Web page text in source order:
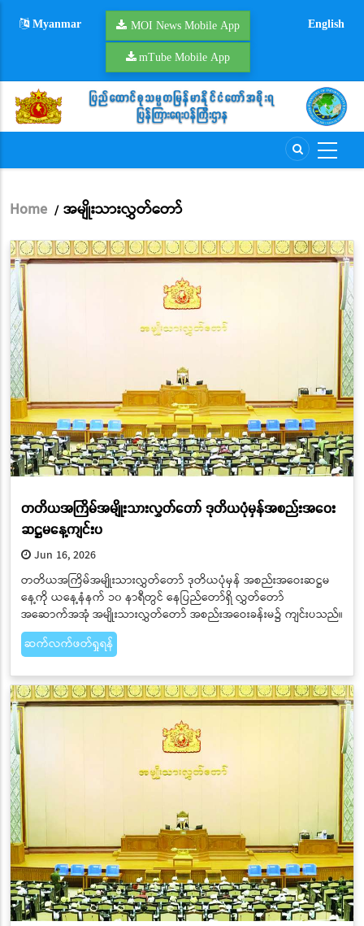
Myanmar MOI News Mobile App
mTube Mobile App
English
Breadcrumb
Home / အမျိုးသားလွှတ်တော်
တတိယအကြိမ်အမျိုးသားလွှတ်တော် ဒုတိယပုံမှန်အစည်းအဝေး
ဆဋ္ဌမနေ့ကျင်းပ
Jun 16, 2026
တတိယအကြိမ်အမျိုးသားလွှတ်တော် ဒုတိယပုံမှန် အစည်းအဝေးဆဋ္ဌမ
နေ့ကို ယနေ့နံနက် ၁၀ နာရီတွင် နေပြည်တော်ရှိ လွှတ်တော်
အဆောက်အအုံ အမျိုးသားလွှတ်တော် အစည်းအဝေးခန်းမ၌ ကျင်းပသည်။
ဆက်လက်ဖတ်ရှုရန်